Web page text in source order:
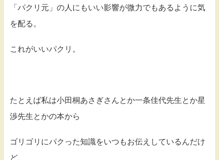
「パクリ元」の人にもいい影響が微力でもあるように気
を配る。
これがいいパクリ。
たとえば私は小田桐あさぎさんとか一条佳代先生とか星
渉先生とかの本から
ゴリゴリにパクった知識をいつもお伝えしているんだけ
ど、